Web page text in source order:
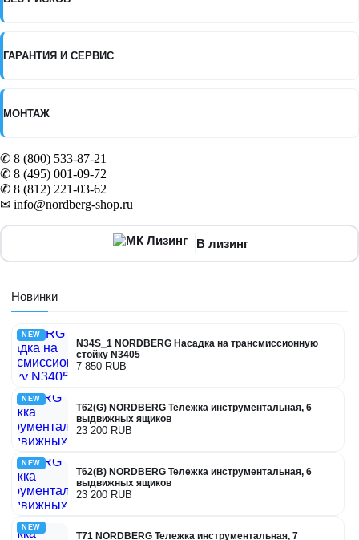
ГАРАНТИЯ И СЕРВИС
МОНТАЖ
✆ 8 (800) 533-87-21
✆ 8 (495) 001-09-72
✆ 8 (812) 221-03-62
✉ info@nordberg-shop.ru
В лизинг
Новинки
NEW
N34S_1 NORDBERG Насадка на трансмиссионную
стойку N3405
7 850 RUB
NEW
T62(G) NORDBERG Тележка инструментальная, 6
выдвижных ящиков
23 200 RUB
NEW
T62(B) NORDBERG Тележка инструментальная, 6
выдвижных ящиков
23 200 RUB
NEW
T71 NORDBERG Тележка инструментальная, 7